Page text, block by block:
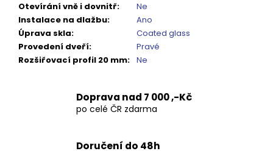
Otevírání vně i dovnitř:
Ne
Instalace na dlažbu:
Ano
Úprava skla:
Coated glass
Provedení dveří:
Pravé
Rozšiřovací profil 20 mm: Ne
Doprava nad 7 000 ,-Kč
po celé ČR zdarma
Doručení do 48h